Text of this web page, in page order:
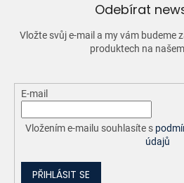
Odebírat
Vložte svůj e-mail a my vám budeme
produktech na
E-mail
Vložením e-mailu souhlasíte s
údajů
PŘIHLÁSIT SE